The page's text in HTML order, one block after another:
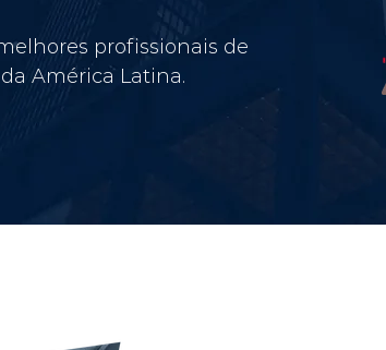
profissionais de
América Latina.